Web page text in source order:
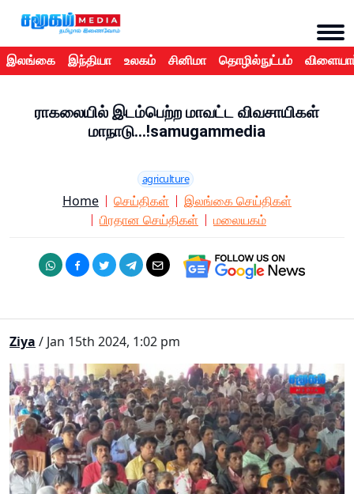
இலங்கை இந்தியா உலகம் சினிமா தொழில்நுட்பம்
ராகலையில் இடம்பெற்ற மாவட்ட விவசாயிகள்
மாநாடு...!samugammedia
agriculture
Home செய்திகள்
இலங்கை செய்திகள்
பிரதான செய்திகள்
மலையகம்
Ziya / Jan 15th 2024, 1:02 pm